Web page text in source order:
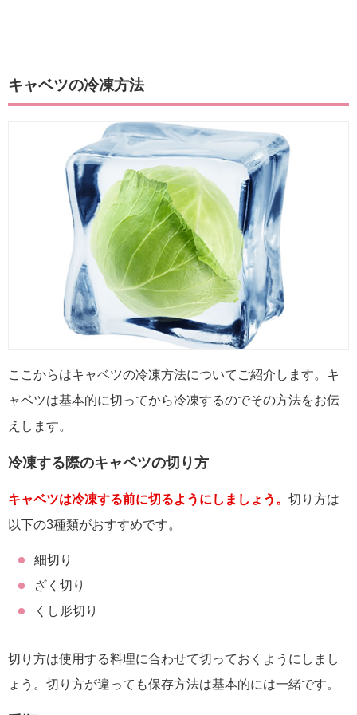
キャベツの冷凍方法
ここからはキャベツの冷凍方法についてご紹介します。キ
ャベツは基本的に切ってから冷凍するのでその方法をお伝
えします。
冷凍する際のキャベツの切り方
キャベツは冷凍する前に切るようにしましょう。 切り方は
以下の3種類がおすすめです。
細切り
ざく切り
くし形切り
切り方は使用する料理に合わせて切っておくようにしまし
ょう。切り方が違っても保存方法は基本的には一緒です。